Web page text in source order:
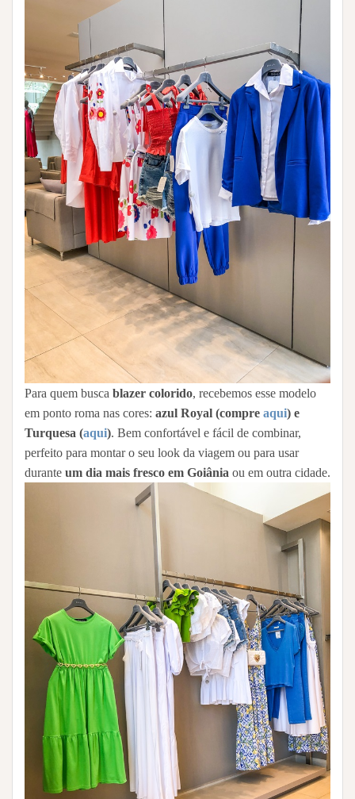
Para quem busca blazer colorido, recebemos esse modelo
em ponto roma nas cores: azul Royal (compre aqui) e
Turquesa (aqui). Bem confortável e fácil de combinar,
perfeito para montar o seu look da viagem ou para usar
durante um dia mais fresco em Goiânia ou em outra cidade.